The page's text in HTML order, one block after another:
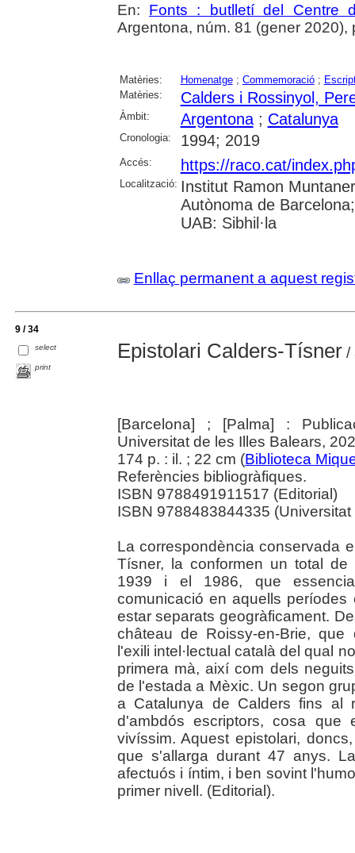
En: Fonts : butlletí del Centre
Argentona, núm. 81 (gener 2020),
Matèries: Homenatge; Commemoració;
Matèries:
Calders i Rossinyol,
Àmbit: Argentona; Catalunya
Cronologia: 1994; 2019
Accés: https://raco.cat/
Localització: Institut Ramon
Autònoma de
UAB: Sibhil·la
Enllaç permanent a aquest
9 / 34
select
print
Epistolari Calders-Tísner/
[Barcelona] ; [Palma] :
Universitat de les Illes Balears,
174 p. : il. ; 22 cm (Biblioteca
Referències bibliogràfiques.
ISBN 9788491911517 (Editorial)
ISBN 9788483844335
La correspondència conservada
Tísner, la conformen un total
1939 i el 1986, que
comunicació en aquells
estar separats geogràficament.
château de Roissy-en-Brie,
l'exili intel·lectual català del qual
primera mà, així com dels
de l'estada a Mèxic. Un segon
a Catalunya de Calders fins al
d'ambdós escriptors, cosa que
vivíssim. Aquest epistolari,
que s'allarga durant 47 anys.
afectuós i íntim, i ben sovint
primer nivell. (Editorial).